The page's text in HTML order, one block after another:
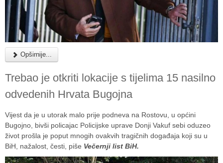
Opširnije...
Trebao je otkriti lokacije s tijelima 15 nasilno
odvedenih Hrvata Bugojna
Vijest da je u utorak malo prije podneva na Rostovu, u općini
Bugojno, bivši policajac Policijske uprave Donji Vakuf sebi oduzeo
život prošla je poput mnogih ovakvih tragičnih događaja koji su u
BiH, nažalost, česti, piše Večernji list BiH.